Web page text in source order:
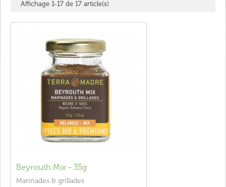
Affichage 1-17 de 17 article(s)
Beyrouth Mix - 35g
Marinades & grillades